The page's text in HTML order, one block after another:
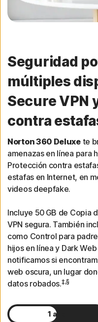
Seguridad
múltiples
Secure VPN
contra
Norton 360 Deluxete
amenazas en línea para
Protección contra
estafas en Internet, en
videos deepfake.
Incluye 50 GB de Copia
VPN segura. También
como Control para
hijos en línea y Dark
notificamos si
web oscura, un lugar
datos robados.‡,§
1 año